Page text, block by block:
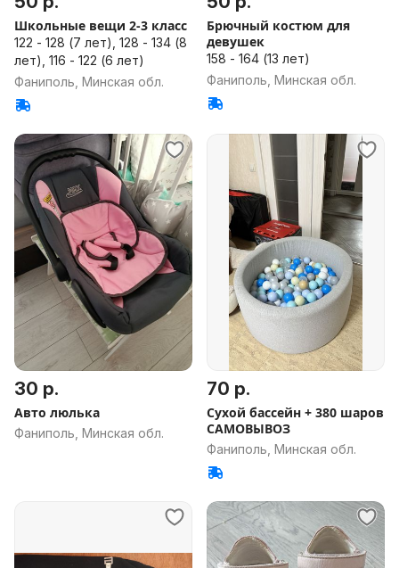
Школьные вещи 2-3 класс
122 - 128 (7 лет), 128 - 134 (8
лет), 116 - 122 (6 лет)
Фаниполь, Минская обл.
Брючный костюм для
девушек
158 - 164 (13 лет)
Фаниполь, Минская обл.
30 р.
Авто люлька
Фаниполь, Минская обл.
70 р.
Сухой бассейн + 380 шаров
САМОВЫВОЗ
Фаниполь, Минская обл.